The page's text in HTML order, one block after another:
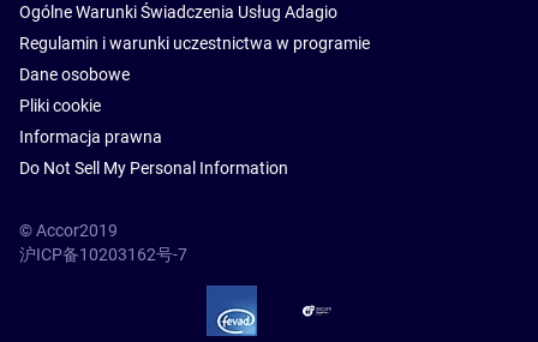
Ogólne Warunki Świadczenia Usług Adagio
Regulamin i warunki uczestnictwa w programie
Dane osobowe
Pliki cookie
Informacja prawna
Do Not Sell My Personal Information
© Accor2019
沪ICP备10203162号-7